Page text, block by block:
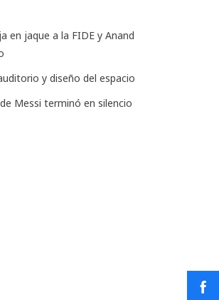
en jaque a la FIDE y Anand
y diseño del espacio
Messi terminó en silencio